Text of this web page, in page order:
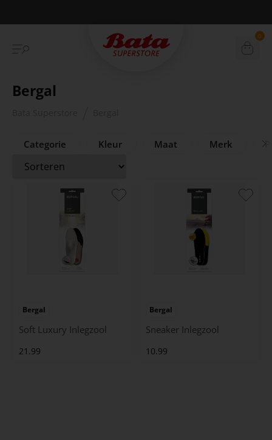
Betaal achteraf met Klarna 0
Bergal
Categorie Kleur Maat Merk
Bergal
Soft Luxury Inlegzool
21.99
Bergal
Sneaker Inlegzool
10.99